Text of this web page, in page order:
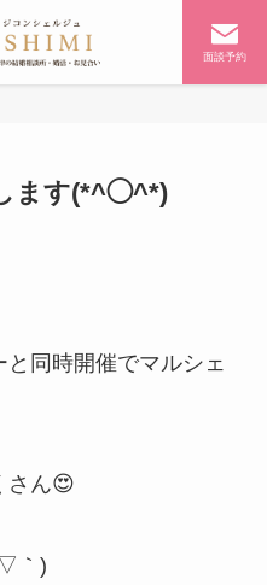
面談予約
ます(*^◯^*)
と同時開催でマルシェ
さん😍
｀)